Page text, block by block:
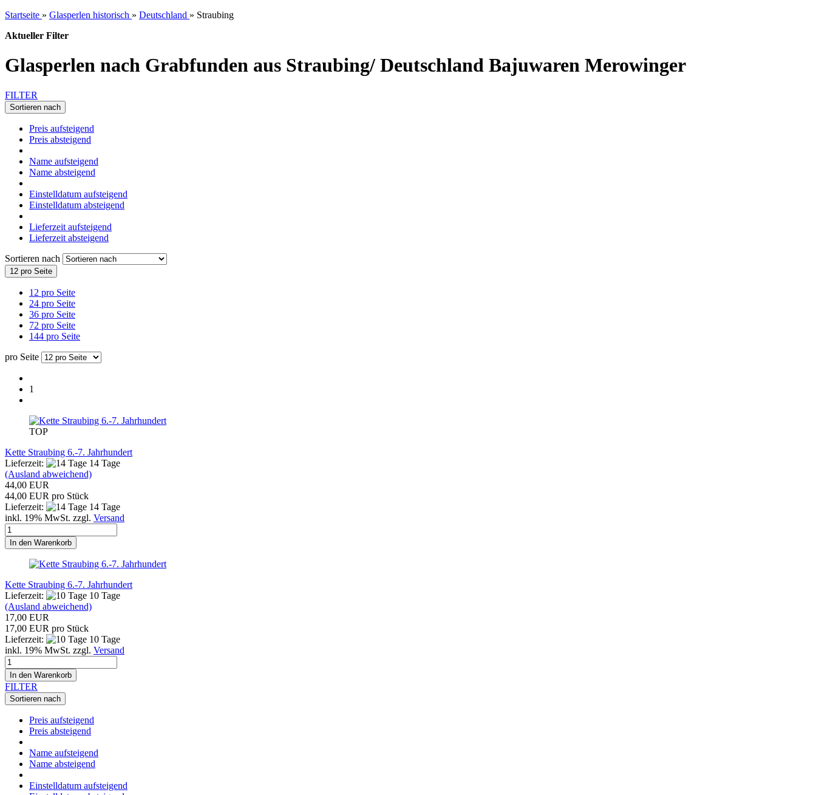
Startseite » Glasperlen historisch » Deutschland » Straubing
Aktueller Filter
Glasperlen nach Grabfunden aus Straubing/ Deutschland Bajuwaren Merowinger
FILTER
Sortieren nach
Preis aufsteigend
Preis absteigend
Name aufsteigend
Name absteigend
Einstelldatum aufsteigend
Einstelldatum absteigend
Lieferzeit aufsteigend
Lieferzeit absteigend
Sortieren nach
12 pro Seite
12 pro Seite
24 pro Seite
36 pro Seite
72 pro Seite
144 pro Seite
pro Seite
1
TOP
Kette Straubing 6.-7. Jahrhundert
Lieferzeit:
14 Tage
(Ausland abweichend)
44,00 EUR
44,00 EUR pro Stück
Lieferzeit:
14 Tage
inkl. 19% MwSt. zzgl. Versand
In den Warenkorb
Kette Straubing 6.-7. Jahrhundert
Lieferzeit:
10 Tage
(Ausland abweichend)
17,00 EUR
17,00 EUR pro Stück
Lieferzeit:
10 Tage
inkl. 19% MwSt. zzgl. Versand
In den Warenkorb
FILTER
Sortieren nach
Preis aufsteigend
Preis absteigend
Name aufsteigend
Name absteigend
Einstelldatum aufsteigend